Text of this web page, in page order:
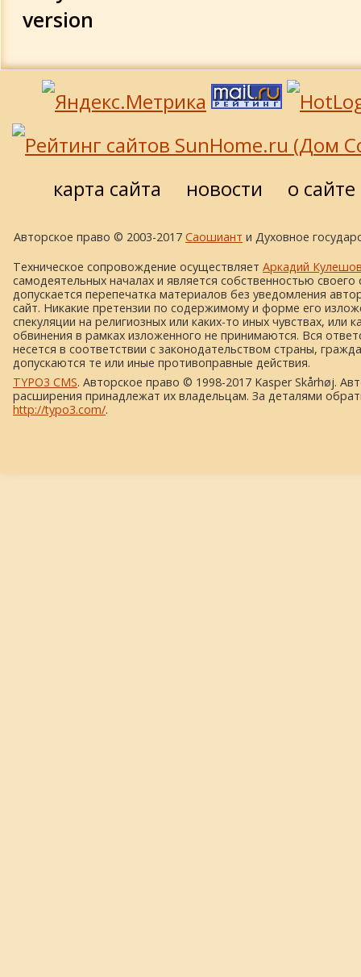
version
карта сайта новости о сайте
Авторское право © 2003-2017 Саошиант и Духовное
Техническое сопровождение осуществляет Аркадий
самодеятельных началах и является собственностью своего
допускается перепечатка материалов без уведомления
сайт. Никакие претензии по содержимому и форме его
спекуляции на религиозных или каких-то иных чувствах, или
обвинения в рамках изложенного не принимаются. Вся
несется в соответствии с законодательством страны,
допускаются те или иные противоправные действия.
TYPO3 CMS. Авторское право © 1998-2017 Kasper Skårhøj.
расширения принадлежат их владельцам. За деталями
http://typo3.com/.